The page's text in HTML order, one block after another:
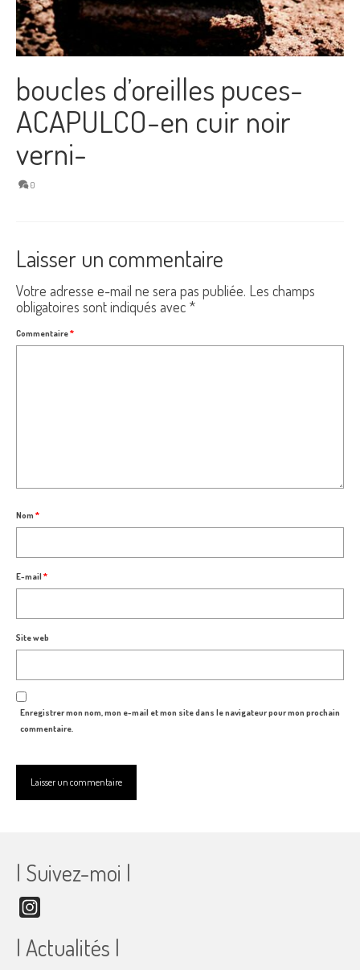
boucles d’oreilles puces-
ACAPULCO-en cuir noir
verni-
0
Laisser un commentaire
Votre adresse e-mail ne sera pas publiée. Les champs
obligatoires sont indiqués avec *
Commentaire*
Nom *
E-mail*
Site web
Enregistrer mon nom, mon e-mail et mon site dans le navigateur pour mon prochain
commentaire.
| Suivez-moi |
| Actualités |